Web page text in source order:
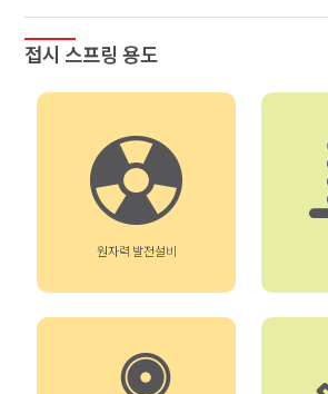
접시 스프링 용도
원자력 발전설비